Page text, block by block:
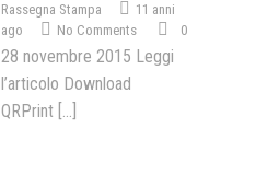
Rassegna Stampa
11 anni
ago
No Comments 0
28 novembre 2015 Leggi
l’articolo Download
QRPrint [...]